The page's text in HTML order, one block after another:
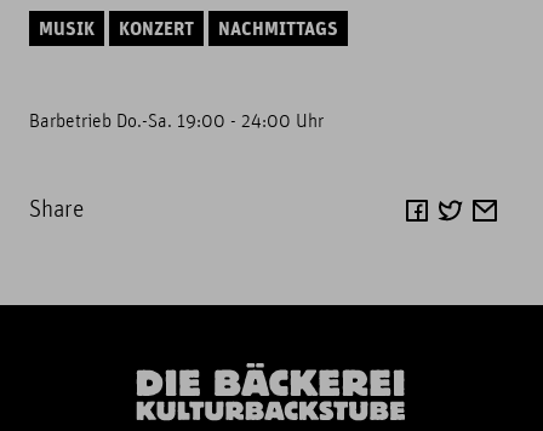
MUSIK KONZERT NACHMITTAGS
Barbetrieb Do.-Sa. 19:00 - 24:00 Uhr
Share